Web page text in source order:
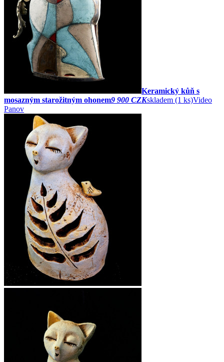
Keramický kůň s
mosazným starožitným ohonem9 900 CZKskladem (1 ks)Video
Panov